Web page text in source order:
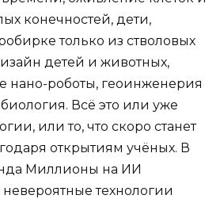
конечностей, дети,
только из стволовых
детей и животных,
нано-роботы, геоинженерия
Всё это или уже
или то, что скоро станет
открытиям учёных. В
Миллионы на ИИ
невероятные технологии